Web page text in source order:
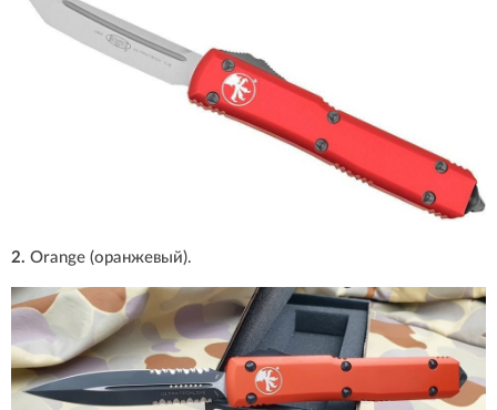
2. Orange (оранжевый).